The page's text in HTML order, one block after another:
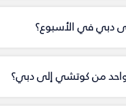
دبي في الأسبوع؟
الواحد من كوتشي إلى دبي؟